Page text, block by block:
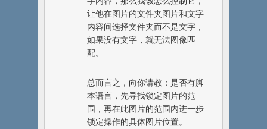
让他在图片的文件夹图片和文字
内容间选择文件夹而不是文字，
如果没有文字，就无法图像匹
配。
总而言之，向你请教：是否有脚
本语言，先寻找锁定图片的范
围，再在此图片的范围内进一步
锁定操作的具体图片位置。